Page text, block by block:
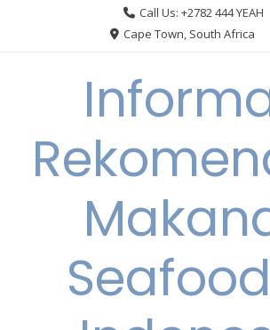
Call Us: +2782 444 YEAH
Cape Town, South Africa